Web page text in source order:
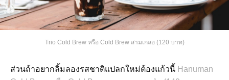
Trio Cold Brew หรือ Cold Brew สามเกลอ (120 บาท)
ส่วนถ้าอยากลิ้มลองรสชาติแปลกใหม่ต้องแก้วนี้ Hanuman